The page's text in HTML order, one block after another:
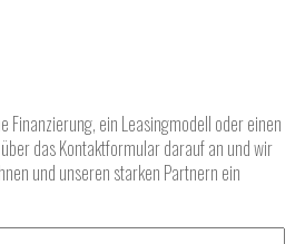
Finanzierung, ein Leasingmodell oder einen
das Kontaktformular darauf an und wir
und unseren starken Partnern ein